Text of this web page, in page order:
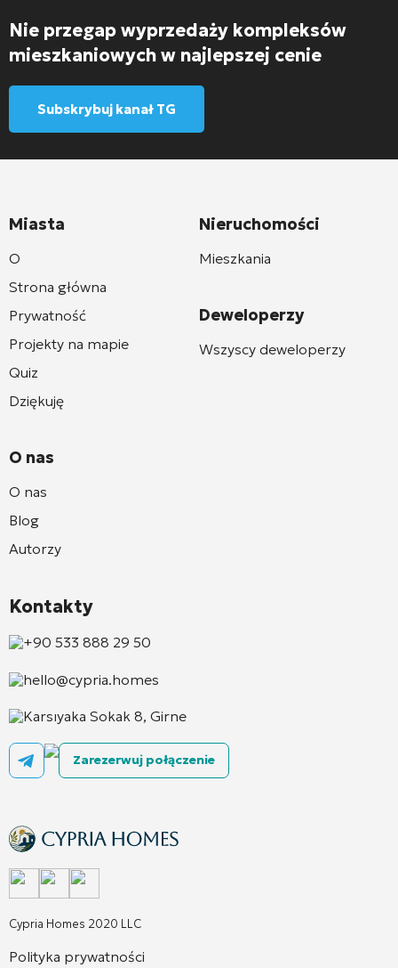
Nie przegap wyprzedaży kompleksów
mieszkaniowych w najlepszej cenie
Subskrybuj kanał TG
Cypria Homes 2020 LLC
Polityka prywatności
Miasta
O
Strona główna
Prywatność
Projekty na mapie
Quiz
Dziękuję
O nas
O nas
Blog
Autorzy
Nieruchomości
Mieszkania
Deweloperzy
Wszyscy deweloperzy
Kontakty
+90 533 888 29 50
hello@cypria.homes
Karsıyaka Sokak 8, Girne
Zarezerwuj połączenie